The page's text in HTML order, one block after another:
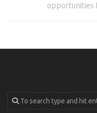
opportunities